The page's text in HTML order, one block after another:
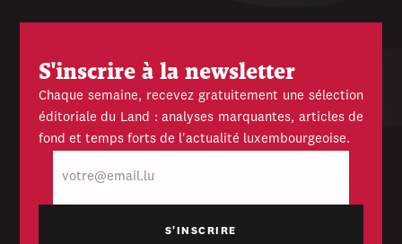
S'inscrire à la newsletter
Chaque semaine, recevez gratuitement une sélection
éditoriale du Land : analyses marquantes, articles de
fond et temps forts de l'actualité luxembourgeoise.
mail